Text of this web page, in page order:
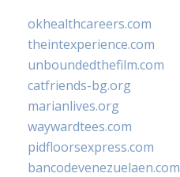
okhealthcareers.com
theintexperience.com
unboundedthefilm.com
catfriends-bg.org
marianlives.org
waywardtees.com
pidfloorsexpress.com
bancodevenezuelaen.com